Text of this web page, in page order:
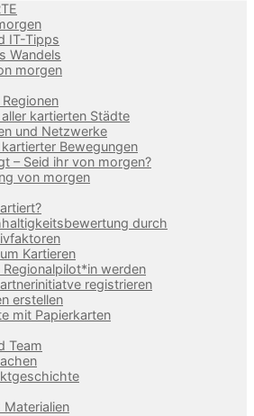
IT-Tipps
Wandels
morgen
kartierten Städte
und Netzwerke
Bewegungen
– Seid ihr von morgen?
von morgen
durch
Kartieren
werden
registrieren
erstellen
mit Papierkarten
Team
Materialien